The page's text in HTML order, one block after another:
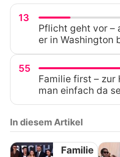
13
Pflicht geht vor –
er in Washington
55
Familie first – zur
man einfach da
In diesem Artikel
Familie